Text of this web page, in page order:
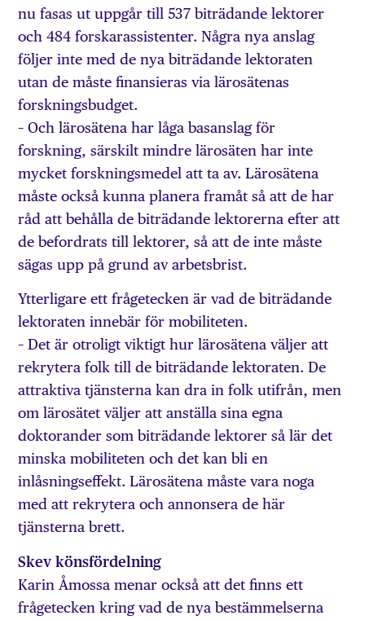
nu fasas ut uppgår till 537 biträdande lektorer
och 484 forskarassistenter. Några nya anslag
följer inte med de nya biträdande lektoraten
utan de måste finansieras via lärosätenas
forskningsbudget.
– Och lärosätena har låga basanslag för
forskning, särskilt mindre lärosäten har inte
mycket forskningsmedel att ta av. Lärosätena
måste också kunna planera framåt så att de har
råd att behålla de biträdande lektorerna efter att
de befordrats till lektorer, så att de inte måste
sägas upp på grund av arbetsbrist.
Ytterligare ett frågetecken är vad de biträdande
lektoraten innebär för mobiliteten.
– Det är otroligt viktigt hur lärosätena väljer att
rekrytera folk till de biträdande lektoraten. De
attraktiva tjänsterna kan dra in folk utifrån, men
om lärosätet väljer att anställa sina egna
doktorander som biträdande lektorer så lär det
minska mobiliteten och det kan bli en
inlåsningseffekt. Lärosätena måste vara noga
med att rekrytera och annonsera de här
tjänsterna brett.
Skev könsfördelning
Karin Åmossa menar också att det finns ett
frågetecken kring vad de nya bestämmelserna